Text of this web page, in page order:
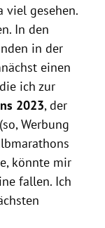
viel gesehen.
In den
in der
einen
ich zur
2023, der
Werbung
könnte mir
fallen. Ich